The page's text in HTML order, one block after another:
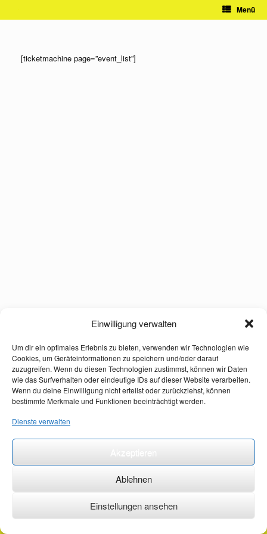
Einwilligung verwalten
Um dir ein optimales Erlebnis zu bieten, verwenden wir Technologien wie
Cookies, um Geräteinformationen zu speichern und/oder darauf
zuzugreifen. Wenn du diesen Technologien zustimmst, können wir Daten
wie das Surfverhalten oder eindeutige IDs auf dieser Website verarbeiten.
Wenn du deine Einwilligung nicht erteilst oder zurückziehst, können
bestimmte Merkmale und Funktionen beeinträchtigt werden.
Dienste verwalten
Ablehnen
Einstellungen ansehen
Menü
[ticketmachine page=”event_list”]
©2026 ·erstehilfekurs-mauch.de ·AGB ·Datenschutzerklärung ·Impressum ·